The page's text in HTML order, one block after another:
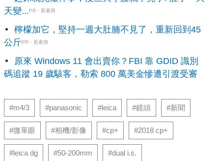
天變...PR・新素簡
檸檬加它，堅持一週大肚腩不見了，重新回到45
公斤PR・新素簡
原來 Windows 11 會出賣你？FBI 靠 GDID 識別
碼追蹤 19 歲駭客，勒索 800 萬美金慘遭引渡受審
#m4/3 #panasonic #leica #鏡頭 #新聞
#微單眼 #相機/影像 #cp+ #2018 cp+
#leica dg #50-200mm #dual i.s.